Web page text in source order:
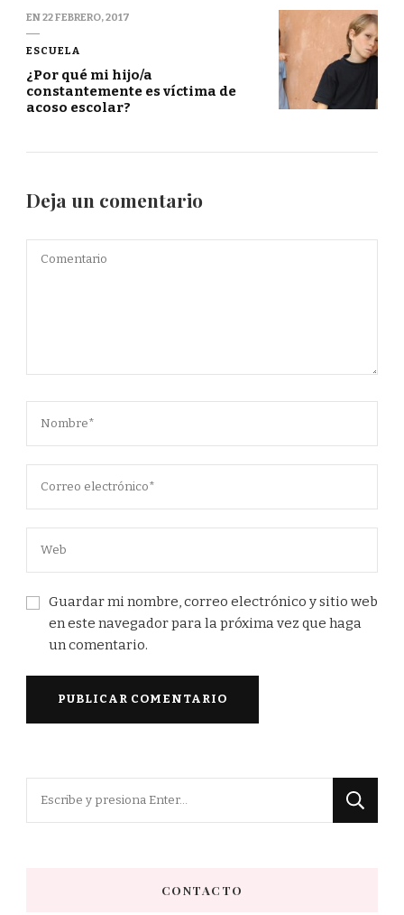
EN22 FEBRERO, 2017
ESCUELA
¿Por qué mi hijo/a
constantemente es víctima de
acoso escolar?
Deja un comentario
Guardar mi nombre, correo electrónico y sitio web
en este navegador para la próxima vez que haga
un comentario.
CONTACTO